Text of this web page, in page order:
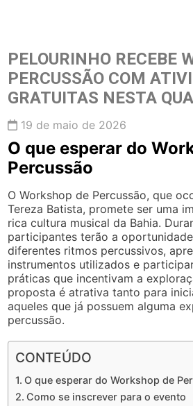
PELOURINHO RECEBE
PERCUSSÃO COM
GRATUITAS NESTA
19 de maio de 2026
O que esperar do
Percussão
O Workshop de Percussão, que
Tereza Batista, promete ser uma
rica cultura musical da Bahia.
participantes terão a
diferentes ritmos percussivos,
instrumentos utilizados e
práticas que incentivam a
proposta é atrativa tanto para
aqueles que já possuem alguma
percussão.
CONTEÚDO
O que esperar do Workshop de
Como se inscrever para o evento